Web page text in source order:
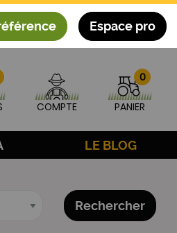
Espace pro
COMPTE
0
PANIER
LE BLOG
Rechercher